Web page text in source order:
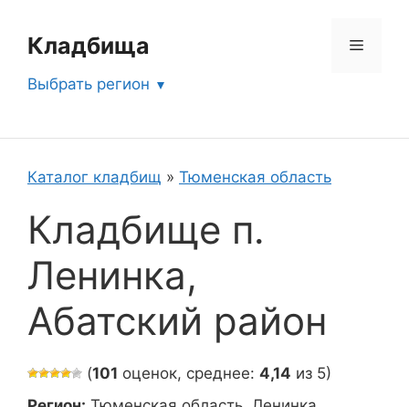
содержимому
Кладбища Меню
Выбрать регион
Каталог кладбищ » Тюменская область
Кладбище п.
Ленинка,
Абатский район
(101 оценок, среднее: 4,14 из 5)